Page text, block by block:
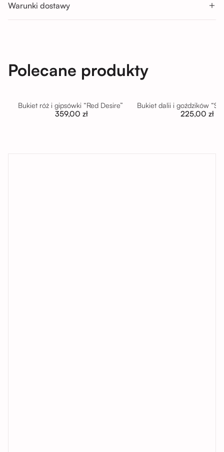
Warunki dostawy
Polecane produkty
Bukiet róż i gipsówki “Red Desire”
359,00 zł
Bukiet dalii i goździków
225,00 zł